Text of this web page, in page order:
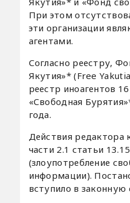
При этом
эти организации
агентами.
Согласно реестру,
Якутия»* (Free
реестр иноагентов
«Свободная
года.
Действия редактора
части 2.1 статьи
(злоупотребление
информации).
вступило в законную